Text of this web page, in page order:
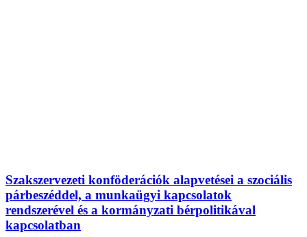
Szakszervezeti konföderációk alapvetései a szociális
párbeszéddel, a munkaügyi kapcsolatok
rendszerével és a kormányzati bérpolitikával
kapcsolatban